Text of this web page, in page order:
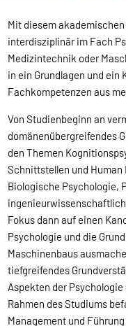
Mit diesem
interdisziplinär im Fach
Medizintechnik oder
in ein Grundlagen und ein
Fachkompetenzen aus
Von Studienbeginn an
domänenübergreifendes
den Themen
Schnittstellen und
Biologische Psychologie,
Fokus dann auf einen
Psychologie und die
Maschinenbaus
tiefgreifendes
Aspekten der
Rahmen des Studiums
Management und